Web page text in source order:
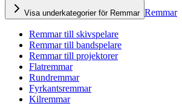
Visa underkategorier för Remmar Remmar
Remmar till skivspelare
Remmar till bandspelare
Remmar till projektorer
Flatremmar
Rundremmar
Fyrkantsremmar
Kilremmar